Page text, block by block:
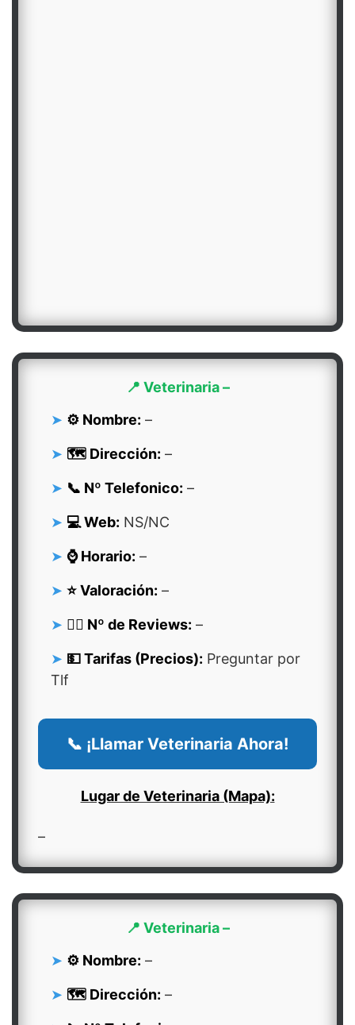
📍 Veterinaria –
⚙️ Nombre: –
🗺️ Dirección: –
📞 Nº Telefonico: –
💻 Web: NS/NC
⌚ Horario: –
⭐ Valoración: –
👍🏻 Nº de Reviews: –
💵 Tarifas (Precios): Preguntar por
Tlf
📞 ¡Llamar Veterinaria Ahora!
Lugar de Veterinaria (Mapa):
–
📍 Veterinaria –
⚙️ Nombre: –
🗺️ Dirección: –